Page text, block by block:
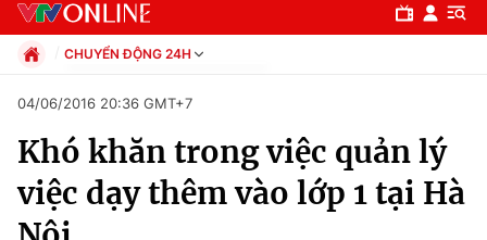
Chuyên mục
Chính trị
CHUYỂN ĐỘNG 24H
Xã hội
Pháp luật
Thể thao
04/06/2016 20:36 GMT+7
Khó khăn trong việc quản lý
việc dạy thêm vào lớp 1 tại Hà